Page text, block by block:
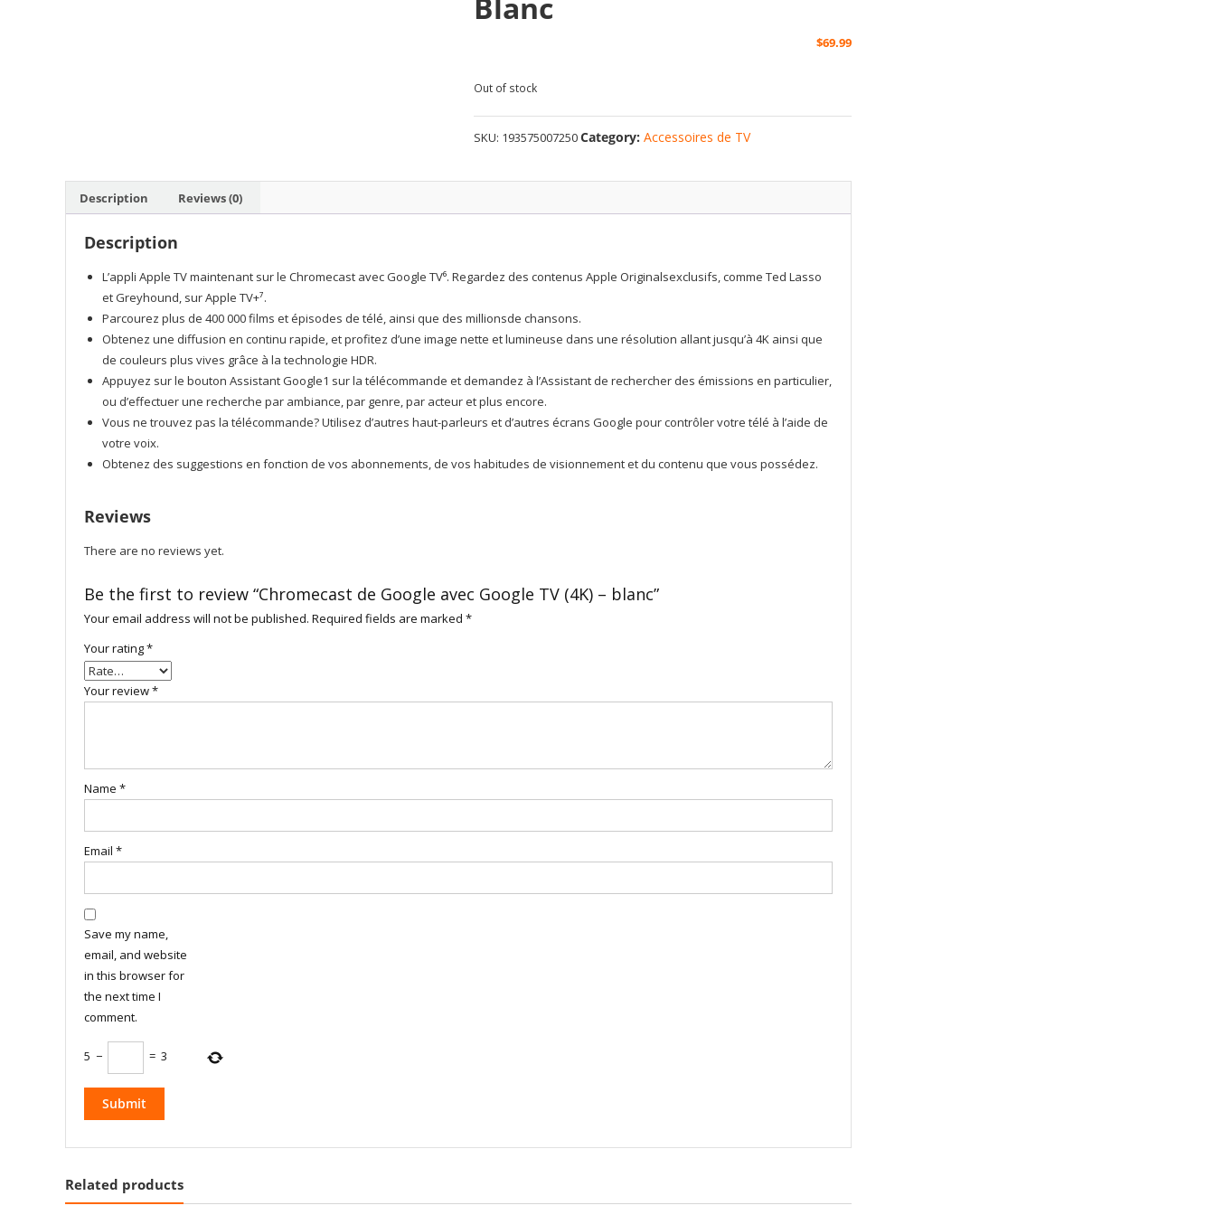
$69.99
Out of stock
SKU: 193575007250Category:Accessoires de TV
Description Reviews (0)
Description
L’appli Apple TV maintenant sur le Chromecast avec Google TV⁶. Regardez des contenus Apple Originalsexclusifs, comme Ted Lasso
et Greyhound, sur Apple TV+⁷.
Parcourez plus de 400 000 films et épisodes de télé, ainsi que des millionsde chansons.
Obtenez une diffusion en continu rapide, et profitez d’une image nette et lumineuse dans une résolution allant jusqu’à 4K ainsi que
de couleurs plus vives grâce à la technologie HDR.
Appuyez sur le bouton Assistant Google1 sur la télécommande et demandez à l’Assistant de rechercher des émissions en particulier,
ou d’effectuer une recherche par ambiance, par genre, par acteur et plus encore.
Vous ne trouvez pas la télécommande? Utilisez d’autres haut-parleurs et d’autres écrans Google pour contrôler votre télé à l’aide de
votre voix.
Obtenez des suggestions en fonction de vos abonnements, de vos habitudes de visionnement et du contenu que vous possédez.
Reviews
There are no reviews yet.
Be the first to review “Chromecast de Google avec Google TV (4K) – blanc”
Your email address will not be published. Required fields are marked *
Your rating*
Your review*
Name *
Email *
Save my name,
email, and website
in this browser for
the next time I
comment.
5 − = 3
Related products